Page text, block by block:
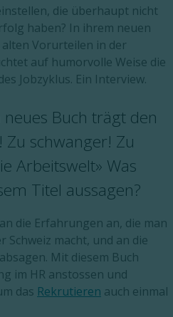
die überhaupt nicht
haben? In ihrem neuen
Vorurteilen in der
auf humorvolle Weise die
Jobzyklus. Ein Interview.
Buch trägt den
Zu schwanger! Zu
Arbeitswelt» Was
Titel aussagen?
die Erfahrungen an, die man
Schweiz macht, und an die
Mit diesem Buch
im HR anstossen und
das Rekrutieren auch einmal